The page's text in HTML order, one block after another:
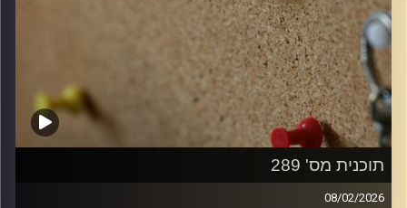
תוכנית מס' 289
08/02/2026